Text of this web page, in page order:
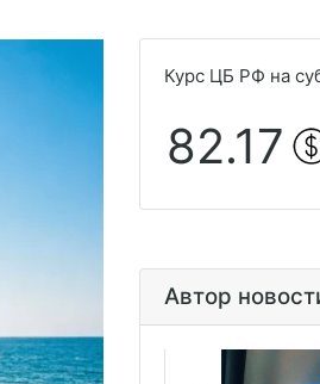
Курс ЦБ РФ на
82.17
Автор